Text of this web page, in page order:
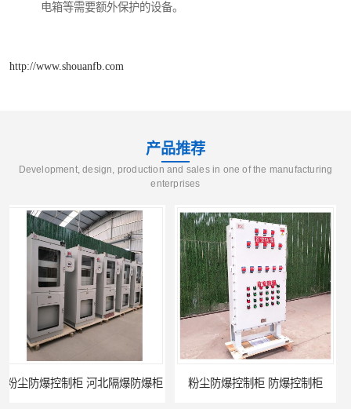
电箱等需要额外保护的设备。
http://www.shouanfb.com
产品推荐
Development, design, production and sales in one of the manufacturing
enterprises
粉尘防爆控制柜 防爆控制柜